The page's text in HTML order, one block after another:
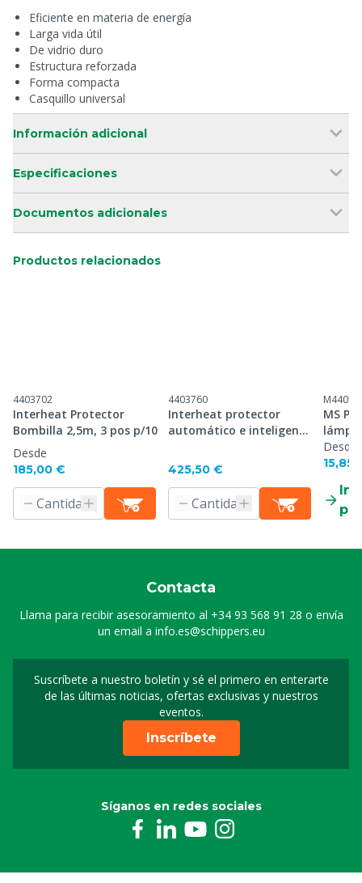
Eficiente en materia de energía
Larga vida útil
De vidrio duro
Estructura reforzada
Forma compacta
Casquillo universal
Información adicional
Especificaciones
Documentos adicionales
Productos relacionados
4403702
Interheat Protector
Bombilla 2,5m, 3 pos p/10
Desde
185,00 €
4403760
Interheat protector
automático e inteligente
425,50 €
MS
calor
Desde
15,85
Contacta
Llama para recibir asesoramiento al +34 93 568 91 28 o envía
un email a info.es@schippers.eu
Suscríbete a nuestro boletín y sé el primero en enterarte
de las últimas noticias, ofertas exclusivas y nuestros
eventos.
Suscripción a nuestro
Inscríbete
Síganos en redes sociales